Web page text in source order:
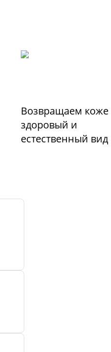
Возвращаем коже
здоровый и
естественный вид